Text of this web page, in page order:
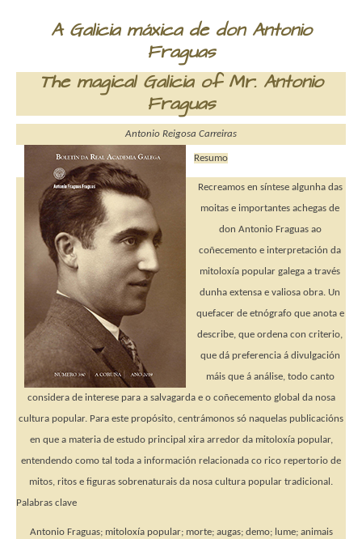
A Galicia máxica de don Antonio
Fraguas
The magical Galicia of Mr. Antonio
Fraguas
Antonio Reigosa Carreiras
Resumo
Recreamos en síntese algunha das
moitas e importantes achegas de
don Antonio Fraguas ao
coñecemento e interpretación da
mitoloxía popular galega a través
dunha extensa e valiosa obra. Un
quefacer de etnógrafo que anota e
describe, que ordena con criterio,
que dá preferencia á divulgación
máis que á análise, todo canto
considera de interese para a salvagarda e o coñecemento global da nosa
cultura popular. Para este propósito, centrámonos só naquelas publicacións
en que a materia de estudo principal xira arredor da mitoloxía popular,
entendendo como tal toda a información relacionada co rico repertorio de
mitos, ritos e figuras sobrenaturais da nosa cultura popular tradicional.
Palabras clave
Antonio Fraguas; mitoloxía popular; morte; augas; demo; lume; animais